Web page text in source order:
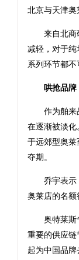
北京与天津
来自北商研
减轻，对于
系列环节都不
哄抢品牌
作为舶来品
在逐渐被淡
于远郊型奥
夺期。
乔宇表示，
奥莱店的名额
奥特莱斯专
重要的供应
起为中国品